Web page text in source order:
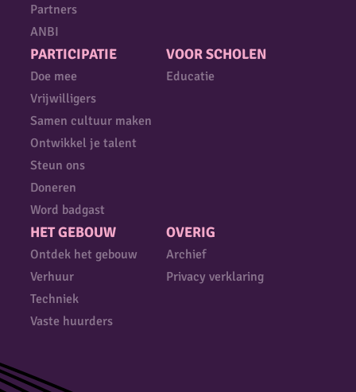
Partners
ANBI
PARTICIPATIE
Doe mee
Vrijwilligers
Samen cultuur maken
Ontwikkel je talent
Steun ons
Doneren
Word badgast
VOOR SCHOLEN
Educatie
HET GEBOUW
Ontdek het gebouw
Verhuur
Techniek
Vaste huurders
OVERIG
Archief
Privacy verklaring